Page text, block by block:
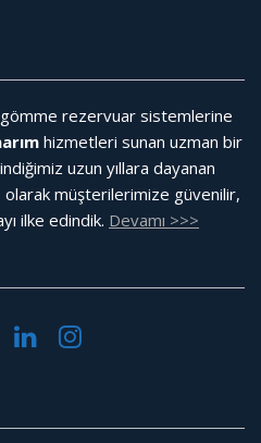
gömme rezervuar sistemlerine
hizmetleri sunan uzman bir
uzun yıllara dayanan
olarak müşterilerimize güvenilir,
ilke edindik. Devamı >>>